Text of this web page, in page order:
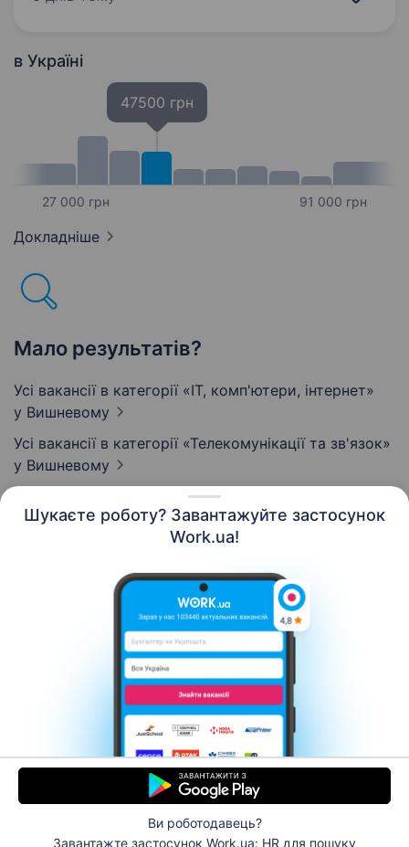
Шукаєте роботу? Завантажуйте застосунок
Work.ua!
Ви роботодавець?
Завантажте застосунок Work.ua: HR для пошуку
в Україні
27 000 грн
47500 грн
91 000 грн
Докладніше
Мало результатів?
Усі вакансії в категорії «IT, комп'ютери, інтернет»
у Вишневому
Усі вакансії в категорії «Телекомунікації та зв'язок»
у Вишневому
Контакти Про нас
Кар’єра
Допомога Умови використання
© 2006–2026 Work.ua. Сервіс пошуку роботи №1 в